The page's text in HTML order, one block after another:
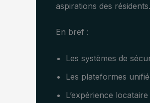
aspirations des résidents.
En bref :
Les systèmes de
Les plateformes
L’expérience